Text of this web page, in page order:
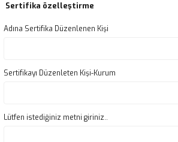
Sertifika özelleştirme
Adına Sertifika Düzenlenen Kişi
Sertifikayı Düzenleten Kişi-Kurum
Lütfen istediğiniz metni giriniz..